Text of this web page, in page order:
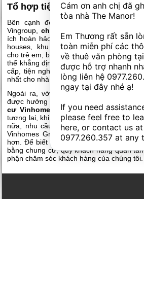
Tổ hợp tiện ích tiện nghi
Bên cạnh đó, thừa hưởng tiềm lực
Vingroup,chung cư Vinhomes Green
ích hoàn hảo với 66 chuỗi tiện ích đẳng
houses, khu vui chơi giải trí, bể bơi,
cho trẻ em, bệnh viện quốc tế Vinmec,
thể khẳng định, dự án được tạo nặn để
cấp, tiện nghi phục vụ quý khách hàng
nhất cho nhà đầu tư.
Ngoài ra, với chính sách bán hàng ưu
được hưởng những chế độ đãi ngộ bất
cư Vinhomes Green Bay Mễ Trì, tiềm
tương lai, khi mà khu vực phía Tây Thủ
nữa, nhu cầu nhà ở sẽ tăng cao. Do
Vinhomes Green Bay là cơ hội sinh lời
hơn. Để biết thêm thông tin chi tiết về
bằng chung cư, quý khách hàng quan
phận chăm sóc khách hàng của chúng tôi.
Cám ơn anh chị đã
tòa nhà The Manor!
Em Thương rất sẵn
toàn miễn phí các
về thuê văn phòng
được hỗ trợ nhanh
lòng liên hệ
ngay tại đây nhé ạ!
If you need
please feel free to
0977.260.357 at any